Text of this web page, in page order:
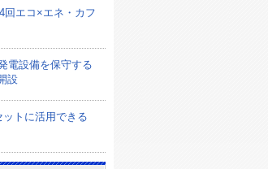
回エコ×エネ・カフ
電設備を保守する
設
トに活用できる